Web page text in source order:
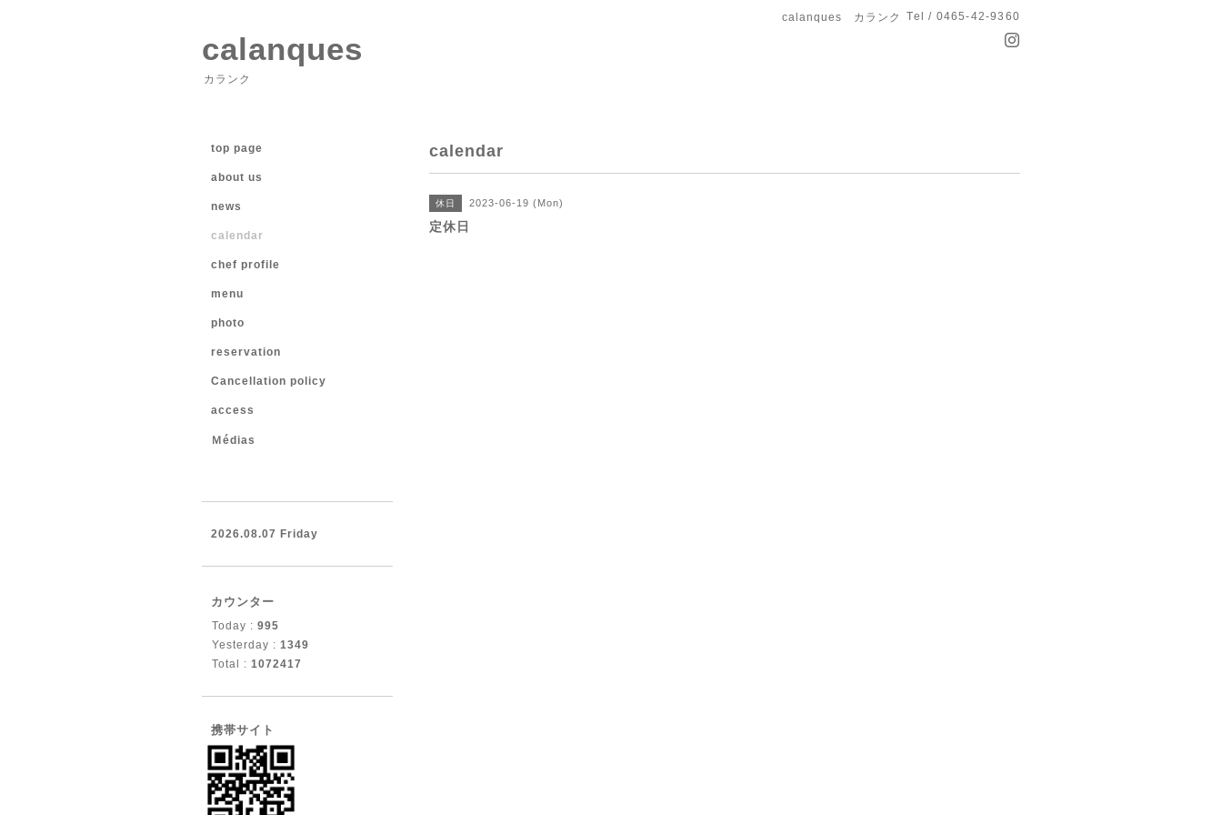
calanques カランク Tel / 0465-42-9360
calanques
カランク
calendar
休日 2023-06-19 (Mon)
定休日
top page
about us
news
calendar
chef profile
menu
photo
reservation
Cancellation policy
access
Ｍédias
2026.08.07 Friday
カウンター
Today : 995
Yesterday : 1349
Total : 1072417
携帯サイト